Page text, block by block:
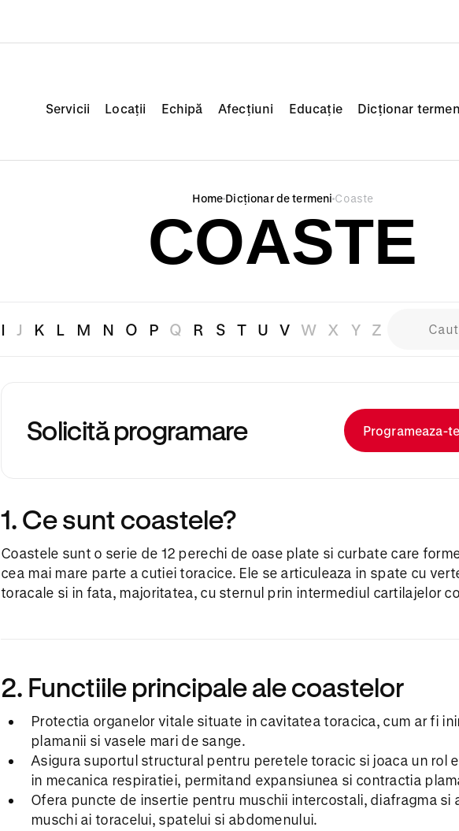
Servicii Locații Echipă Afecțiuni Educație Dicționar
Home Dicționar de termeni Coaste
COASTE
I J K L M N O P Q R S T U V W X Y Z
Solicită programare Programeaza-te
1. Ce sunt coastele?
Coastele sunt o serie de 12 perechi de oase plate si curbate care
cea mai mare parte a cutiei toracice. Ele se articuleaza in spate cu
toracale si in fata, majoritatea, cu sternul prin intermediul cartilajelor
2. Functiile principale ale coastelor
Protectia organelor vitale situate in cavitatea toracica, cum ar fi
plamanii si vasele mari de sange.
Asigura suportul structural pentru peretele toracic si joaca un rol
in mecanica respiratiei, permitand expansiunea si contractia
Ofera puncte de insertie pentru muschii intercostali, diafragma si
muschi ai toracelui, spatelui si abdomenului.